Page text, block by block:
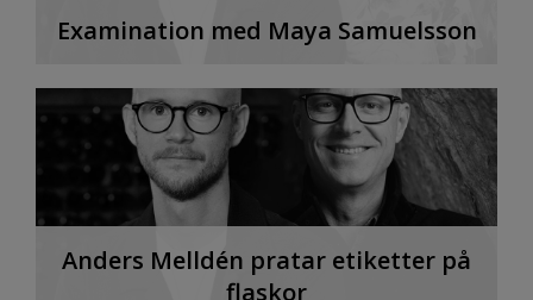
Examination med Maya Samuelsson
Anders Melldén pratar etiketter på
flaskor